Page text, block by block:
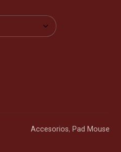
Accesorios, Pad Mouse